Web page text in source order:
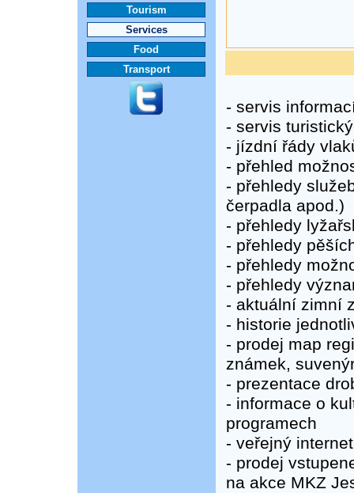
Tourism
Services
Food
Transport
- servis
- servis
- jízdní řády
- přehled
- přehledy
čerpadla apod.)
- přehledy
- přehledy
- přehledy
- přehledy
- aktuální zimní
- historie
- prodej map
známek,
- prezentace
- informace o
programech
- veřejný
- prodej
na akce MKZ